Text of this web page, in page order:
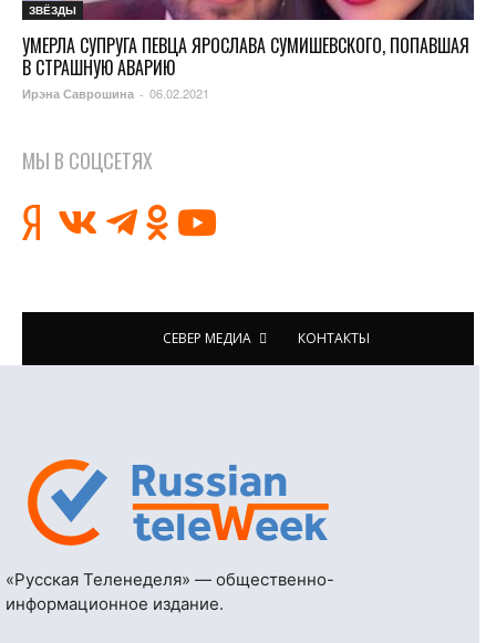
ЗВЁЗДЫ
УМЕРЛА СУПРУГА ПЕВЦА ЯРОСЛАВА СУМИШЕВСКОГО, ПОПАВШАЯ
В СТРАШНУЮ АВАРИЮ
Ирэна Саврошина - 06.02.2021
МЫ В СОЦСЕТЯХ
СЕВЕР МЕДИА КОНТАКТЫ
«Русская Теленеделя» — общественно-
информационное издание.